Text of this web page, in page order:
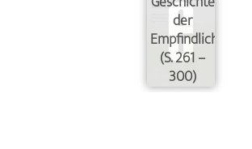
der
Empfindlichkeit«
(S. 261 –
300)